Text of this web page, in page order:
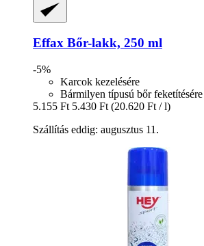
Effax Bőr-​lakk, 250 ml
-5%
Karcok kezelésére
Bármilyen típusú bőr feketítésére
5.155 Ft 5.430 Ft (20.620 Ft / l)
Szállítás eddig: augusztus 11.